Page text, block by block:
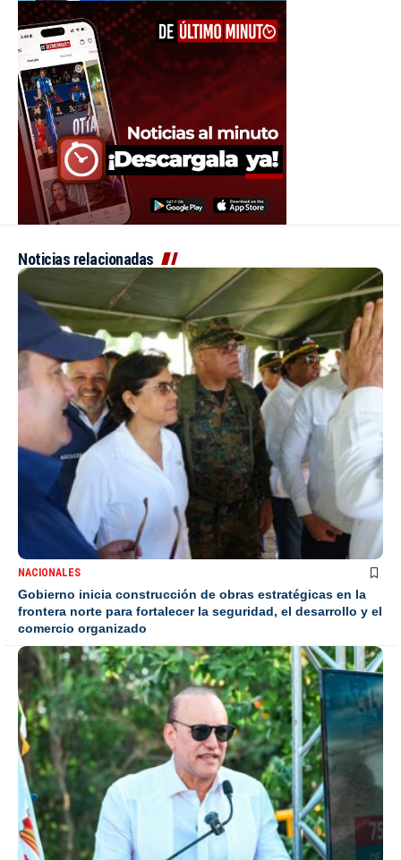
Noticias relacionadas
NACIONALES
Gobierno inicia construcción de obras estratégicas en la
frontera norte para fortalecer la seguridad, el desarrollo y el
comercio organizado